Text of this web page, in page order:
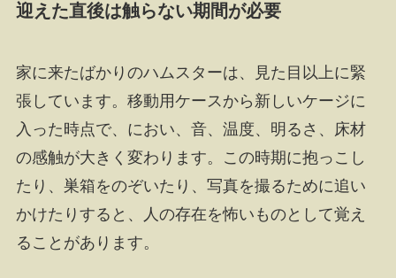
迎えた直後は触らない期間が必要
家に来たばかりのハムスターは、見た目以上に緊
張しています。移動用ケースから新しいケージに
入った時点で、におい、音、温度、明るさ、床材
の感触が大きく変わります。この時期に抱っこし
たり、巣箱をのぞいたり、写真を撮るために追い
かけたりすると、人の存在を怖いものとして覚え
ることがあります。